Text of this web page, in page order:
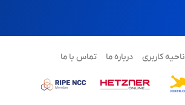
ناحیه کاربری درباره ما تماس با ما